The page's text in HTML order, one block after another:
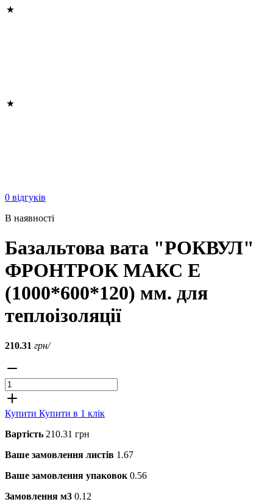
0 відгуків
В наявності
Базальтова вата "РОКВУЛ"
ФРОНТРОК МАКС Е
(1000*600*120) мм. для
теплоізоляції
210.31 грн/
Купити Купити в 1 клік
Вартість 210.31 грн
Ваше замовлення листів 1.67
Ваше замовлення упаковок 0.56
Замовлення м3 0.12